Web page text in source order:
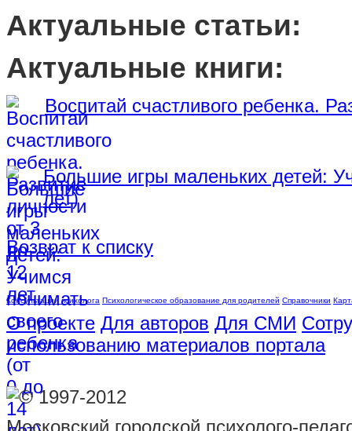
Актуальные статьи:
Актуальные книги:
Воспитай счастливого ребенка.
Большие игры маленьких детей:
лет)
Возврат к списку
Консультации психолога Психологическое образование для родителей Справочники
О проекте Для авторов Для СМИ
использованию материалов портала
© 1997-2012
Московский городской психолого-